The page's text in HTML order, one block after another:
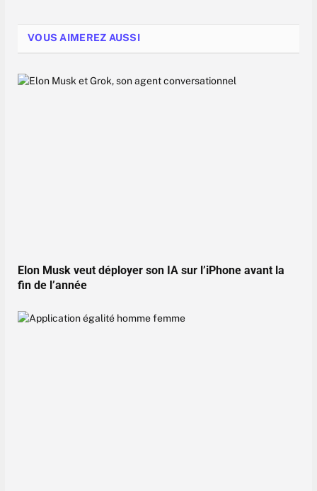
VOUS AIMEREZ AUSSI
Elon Musk veut déployer son IA sur l’iPhone avant la
fin de l’année